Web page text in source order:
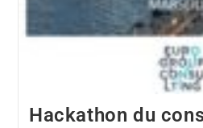
Hackathon du